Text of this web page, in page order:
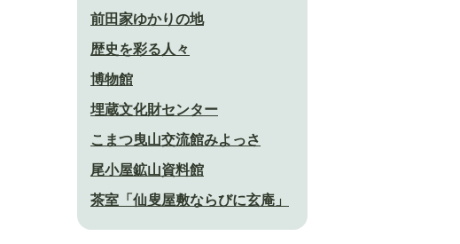
前田家ゆかりの地
歴史を彩る人々
博物館
埋蔵文化財センター
こまつ曳山交流館みよっさ
尾小屋鉱山資料館
茶室「仙叟屋敷ならびに玄庵」